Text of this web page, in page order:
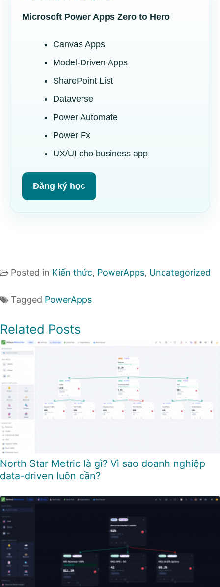
Microsoft Power Apps Zero to Hero
Canvas Apps
Model-Driven Apps
SharePoint List
Dataverse
Power Automate
Power Fx
UX/UI cho business app
Đăng ký học
Posted in Kiến thức, PowerApps, Uncategorized
Tagged PowerApps
Related Posts
North Star Metric là gì? Vì sao doanh nghiệp
data-driven luôn cần?